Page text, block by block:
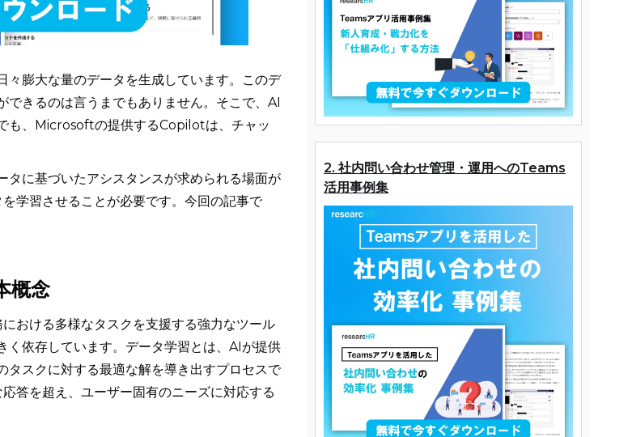
々膨大な量のデータを生成しています。このデ
きるのは言うまでもありません。そこで、AI
も、Microsoftの提供するCopilotは、チャッ
タに基づいたアシスタンスが求められる場面が
学習させることが必要です。今回の記事で
概念
おける多様なタスクを支援する強力なツール
く依存しています。データ学習とは、AIが提供
タスクに対する最適な解を導き出すプロセスで
答を超え、ユーザー固有のニーズに対応する
2. 社内問い合わせ管理・運用へのTeams
活用事例集